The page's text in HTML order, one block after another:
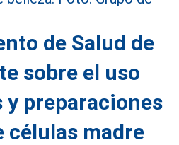
de Salud de
sobre el uso
y preparaciones
células madre